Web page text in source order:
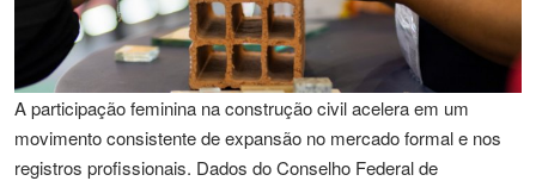
A participação feminina na construção civil acelera em um
movimento consistente de expansão no mercado formal e nos
registros profissionais. Dados do Conselho Federal de